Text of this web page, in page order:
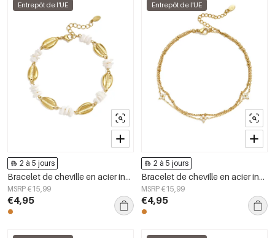
Entrepôt de l'UE
2 à 5 jours
Bracelet de cheville en acier inoxydable avec perles, collection Simple Daily Simple, bijoux pour femmes
MSRP €15,99
€4,95
Entrepôt de l'UE
2 à 5 jours
Bracelet de cheville en acier inoxydable Star Simple Daily Simple Series Bijoux pour femmes
MSRP €15,99
€4,95